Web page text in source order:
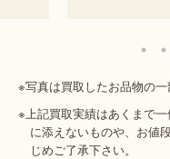
※写真は買取したお品物の一
※上記買取実績はあくまで
に添えないものや、お値
じめご了承下さい。